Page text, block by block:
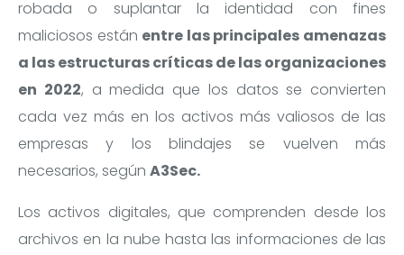
robada o suplantar la identidad con fines
maliciosos están entre las principales amenazas
a las estructuras críticas de las organizaciones
en 2022, a medida que los datos se convierten
cada vez más en los activos más valiosos de las
empresas y los blindajes se vuelven más
necesarios, según A3Sec.
Los activos digitales, que comprenden desde los
archivos en la nube hasta las informaciones de las